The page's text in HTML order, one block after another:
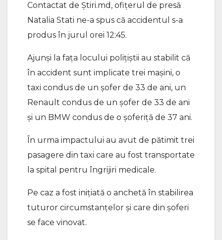
Contactat de Știri.md, ofițerul de presă
Natalia Stati ne-a spus că accidentul s-a
produs în jurul orei 12:45.
Ajunși la fața locului polițiștii au stabilit că
în accident sunt implicate trei mașini, o
taxi condus de un șofer de 33 de ani, un
Renault condus de un șofer de 33 de ani
și un BMW condus de o șoferiță de 37 ani.
În urma impactului au avut de pătimit trei
pasagere din taxi care au fost transportate
la spital pentru îngrijiri medicale.
Pe caz a fost inițiată o anchetă în stabilirea
tuturor circumstanțelor și care din șoferi
se face vinovat.